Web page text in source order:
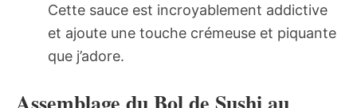
Cette sauce est incroyablement addictive
et ajoute une touche crémeuse et piquante
que j’adore.